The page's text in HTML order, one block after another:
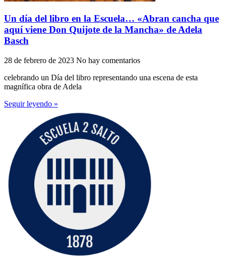
Un día del libro en la Escuela… «Abran cancha que
aquí viene Don Quijote de la Mancha» de Adela
Basch
28 de febrero de 2023 No hay comentarios
celebrando un Día del libro representando una escena de esta
magnífica obra de Adela
Seguir leyendo »